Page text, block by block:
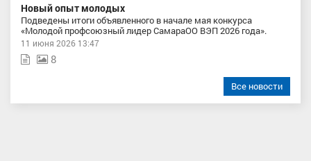
Новый опыт молодых
Подведены итоги объявленного в начале мая конкурса
«Молодой профсоюзный лидер СамараОО ВЭП 2026 года».
11 июня 2026 13:47
8
Все новости